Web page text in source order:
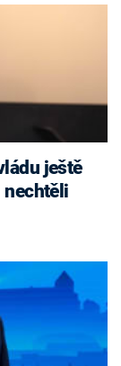
ještě
nechtěli